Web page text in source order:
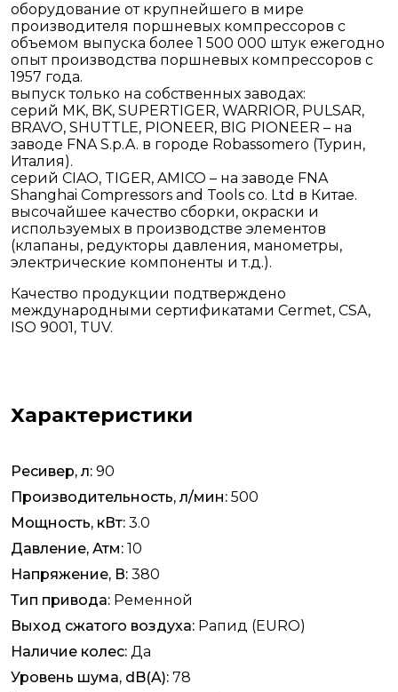
оборудование от крупнейшего в мире
производителя поршневых компрессоров с
объемом выпуска более 1 500 000 штук ежегодно
опыт производства поршневых компрессоров с
1957 года.
выпуск только на собственных заводах:
серий MK, BK, SUPERTIGER, WARRIOR, PULSAR,
BRAVO, SHUTTLE, PIONEER, BIG PIONEER – на
заводе FNA S.p.A. в городе Robassomero (Турин,
Италия).
серий CIAO, TIGER, AMICO – на заводе FNA
Shanghai Compressors and Tools co. Ltd в Китае.
высочайшее качество сборки, окраски и
используемых в производстве элементов
(клапаны, редукторы давления, манометры,
электрические компоненты и т.д.).
Качество продукции подтверждено
международными сертификатами Cermet, CSA,
ISO 9001, TUV.
Характеристики
Ресивер, л: 90
Производительность, л/мин: 500
Мощность, кВт: 3.0
Давление, Атм: 10
Напряжение, В: 380
Тип привода: Ременной
Выход сжатого воздуха: Рапид (EURO)
Наличие колес: Да
Уровень шума, dB(A): 78